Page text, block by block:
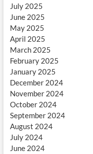
July 2025
June 2025
May 2025
April 2025
March 2025
February 2025
January 2025
December 2024
November 2024
October 2024
September 2024
August 2024
July 2024
June 2024